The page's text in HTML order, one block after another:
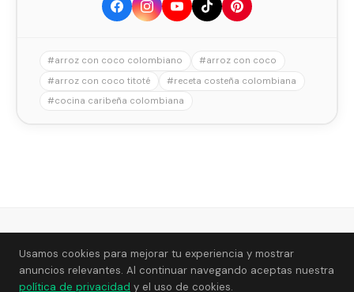
#arroz con coco colombiano
#arroz con coco
#arroz con coco titoté
#receta costeña colombiana
#cocina caribeña colombiana
Usamos cookies para mejorar tu experiencia y mostrar
anuncios relevantes. Al continuar navegando aceptas nuestra
política de privacidad y el uso de cookies.